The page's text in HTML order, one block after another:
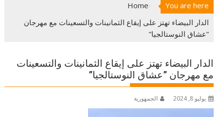
You are here
Home
الدار البيضاء تهتز على إيقاع الثمانينات والتسعينات مع مهرجان
”عشاق النوستالجيا”‎
الدار البيضاء تهتز على إيقاع الثمانينات والتسعينات
مع مهرجان ”عشاق النوستالجيا”‎
يوليو 8, 2024 الجمهورية